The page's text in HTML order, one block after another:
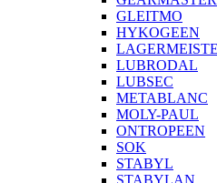
GLEITMO
HYKOGEEN
LUBRODAL
LUBSEC
METABLANC
MOLY-PAUL
ONTROPEEN
SOK
STABYL
STABYLAN